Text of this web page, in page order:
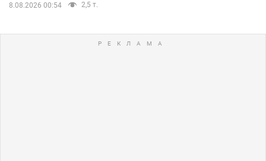
8.08.2026 00:54 2,5 т.